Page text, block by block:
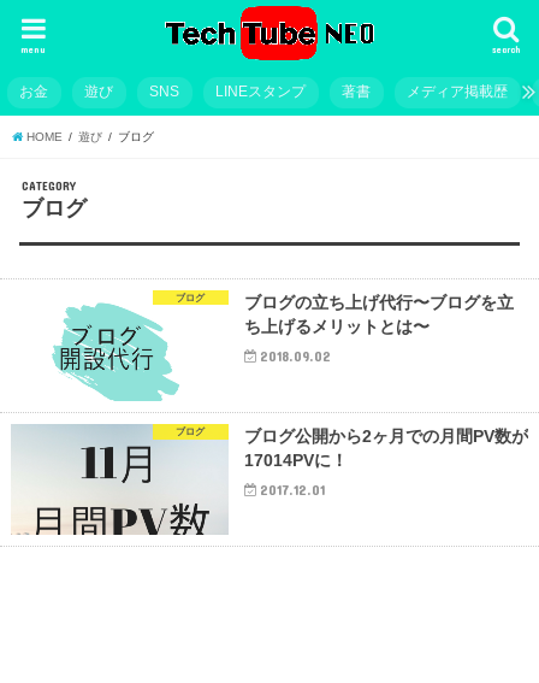
search
menu
お金 遊び SNS LINEスタンプ 著書 メディア掲載歴
HOME 遊び ブログ
CATEGORY
ブログ
ブログ
ブログの立ち上げ代行〜ブログを立
ち上げるメリットとは〜
2018.09.02
ブログ
ブログ公開から2ヶ月での月間PV数が
17014PVに！
2017.12.01